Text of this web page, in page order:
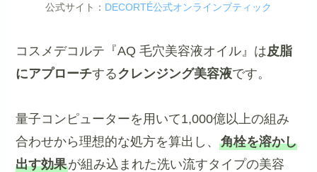
公式サイト： DECORTÉ公式オンラインブティック
コスメデコルテ『AQ 毛穴美容液オイル』は皮脂
にアプローチするクレンジング美容液です。
量子コンピューターを用いて1,000億以上の組み
合わせから理想的な処方を算出し、角栓を溶かし
出す効果が組み込まれた洗い流すタイプの美容